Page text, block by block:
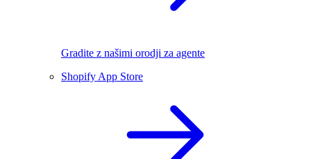
Gradite z našimi orodji za agente
Shopify App Store